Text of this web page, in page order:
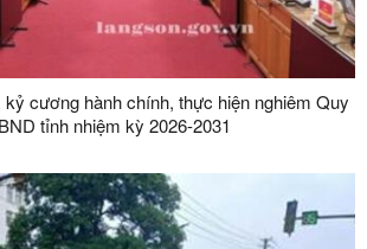
cương hành chính, thực hiện nghiêm Quy
tỉnh nhiệm kỳ 2026-2031